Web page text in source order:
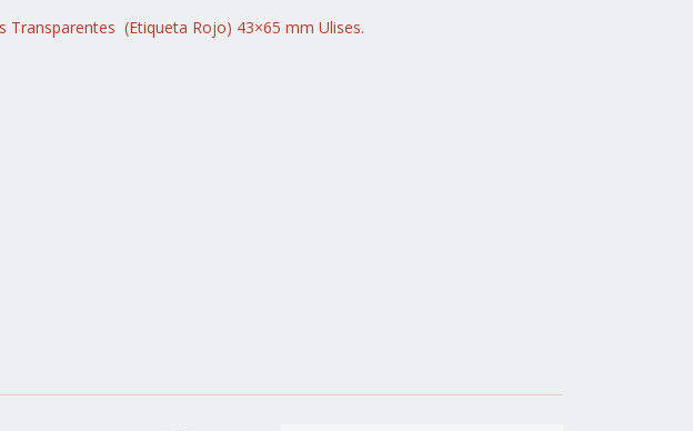
Transparentes (Etiqueta Rojo) 43×65 mm Ulises.